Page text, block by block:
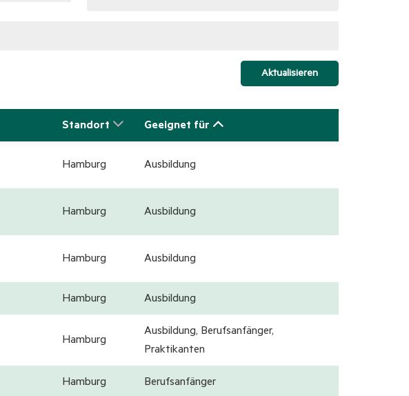
Aktualisieren
Standort Geeignet für
Hamburg Ausbildung
Hamburg Ausbildung
Hamburg Ausbildung
Hamburg Ausbildung
Hamburg
Ausbildung, Berufsanfänger,
Praktikanten
Hamburg Berufsanfänger